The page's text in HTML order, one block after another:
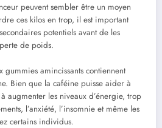
peuvent sembler être un moyen
ces kilos en trop, il est important
potentiels avant de les
de poids.
gummies amincissants contiennent
Bien que la caféine puisse aider à
augmenter les niveaux d’énergie, trop
l’anxiété, l’insomnie et même les
certains individus.